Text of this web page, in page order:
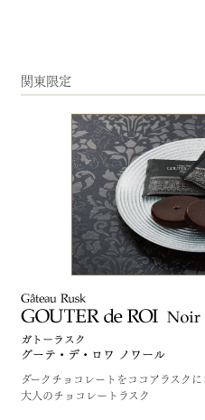
関東限定
ダークチョコレートをココアラスク
大人のチョコレートラスク